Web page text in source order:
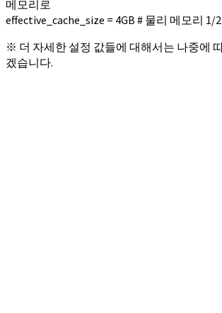
메모리로
effective_cache_size = 4GB # 물리 메모리 1/
※ 더 자세한 설정 값들에 대해서는 나중에
겠습니다.